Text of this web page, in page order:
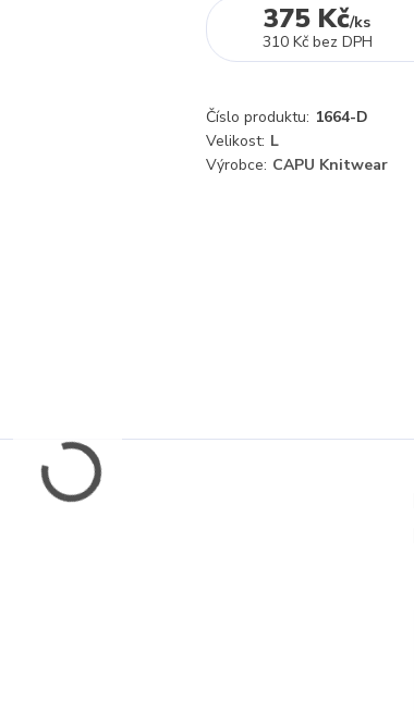
375 Kč/ks
310 Kč bez DPH
Číslo produktu: 1664-D
Velikost: L
Výrobce: CAPU Knitwear